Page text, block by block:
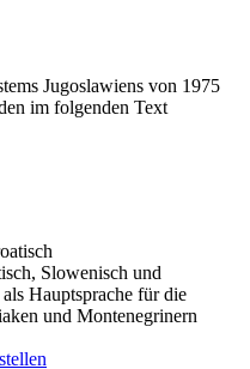
Slowenisch und
Hauptsprache für die
und Montenegrinern